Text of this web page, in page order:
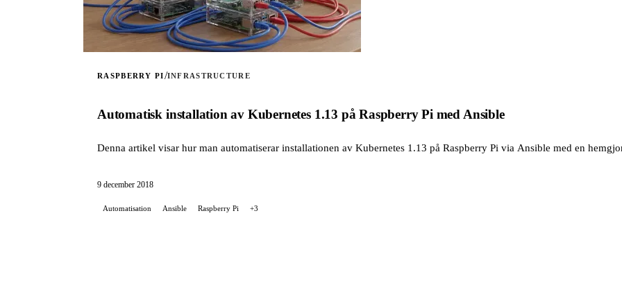
RASPBERRY PI/INFRASTRUCTURE
Automatisk installation av Kubernetes 1.13 på Raspberry Pi med Ansible
Denna artikel visar hur man automatiserar installationen av Kubernetes 1.13 på Raspberry Pi via Ansible med en
9 december 2018
Automatisation Ansible Raspberry Pi +3